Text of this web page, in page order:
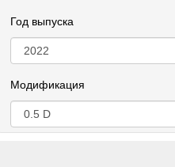
Год выпуска
Модификация